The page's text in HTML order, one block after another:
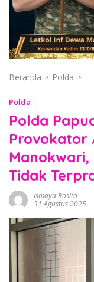
Beranda Polda
Polda
Polda
Provokator
Tidak
Ismaya Rosita
31 Agustus 2025